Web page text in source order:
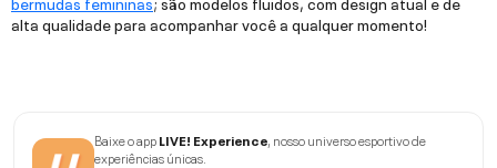
alta qualidade para acompanhar você a qualquer momento!
Baixe o appLIVE! Experience, nosso universo esportivo de
experiências únicas.